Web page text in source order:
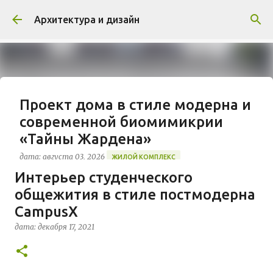
К основному контенту
Архитектура и дизайн
Проект дома в стиле модерна и
современной биомимикрии
«Тайны Жардена»
дата: августа 03, 2026 ЖИЛОЙ КОМПЛЕКС
В марте 2026 года в Монпелье завершилось
строительство знакового жилого комплекса
«Jardins Secrets» от бюро Vincent Callebaut
Architectures. Проект, расположенный на
территории бывшей пехотной школы (EAI) в
районе Cité Créative, стал примером гармоничной
интеграции современной архитектуры в
0
‎Интерьер студенческого
общежития в стиле постмодерна
CampusX
дата: декабря 17, 2021